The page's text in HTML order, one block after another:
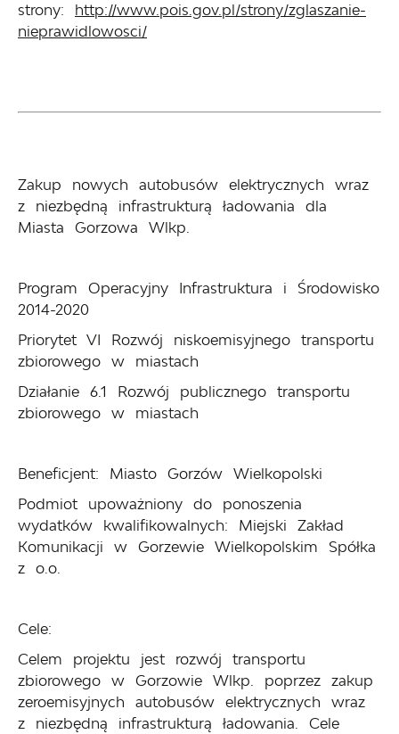
strony: http://www.pois.gov.pl/strony/zglaszanie-
nieprawidlowosci/
Zakup nowych autobusów elektrycznych wraz
z niezbędną infrastrukturą ładowania dla
Miasta Gorzowa Wlkp.
Program Operacyjny Infrastruktura i Środowisko
2014-2020
Priorytet VI Rozwój niskoemisyjnego transportu
zbiorowego w miastach
Działanie 6.1 Rozwój publicznego transportu
zbiorowego w miastach
Beneficjent: Miasto Gorzów Wielkopolski
Podmiot upoważniony do ponoszenia
wydatków kwalifikowalnych: Miejski Zakład
Komunikacji w Gorzewie Wielkopolskim Spółka
z o.o.
Cele:
Celem projektu jest rozwój transportu
zbiorowego w Gorzowie Wlkp. poprzez zakup
zeroemisyjnych autobusów elektrycznych wraz
z niezbędną infrastrukturą ładowania. Cele